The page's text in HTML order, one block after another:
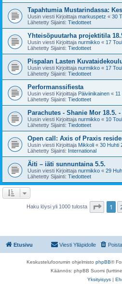
Tapahtumia Mustarindassa:
Uusin viesti Kirjoittaja markuspetz « 30
Lähetetty Sijainti: Tiedotteet
Yhteisöpuutarha projektitila
Uusin viesti Kirjoittaja nurmikko « 17
Lähetetty Sijainti: Tiedotteet
Pispalan Lasten
Uusin viesti Kirjoittaja nurmikko « 17
Lähetetty Sijainti: Tiedotteet
Performanssifiesta
Uusin viesti Kirjoittaja Päiviinikainen «
Lähetetty Sijainti: Tiedotteet
Parachutes - Shanie Mor 18.5. -
Uusin viesti Kirjoittaja nurmikko « 10
Lähetetty Sijainti: Tiedotteet
Open call: Axis of Praxis
Uusin viesti Kirjoittaja Mikkoli « 30 Huhti
Lähetetty Sijainti: International
Äiti – iäti sunnuntaina 5.5.
Uusin viesti Kirjoittaja nurmikko « 29
Lähetetty Sijainti: Tiedotteet
Haku löysi yli 1000 tulosta Sivu /
1
Etusivu Viesti Ylläpidolle
Keskustelufoorumin ohjelmisto phpBB®
Käännös: phpBB Suomi
Yksityisyys |